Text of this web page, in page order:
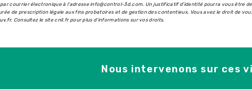
courrier électronique à l'adresse info@control-3d.com. Un justificatif d'identité pourra vous être
de prescription légale aux fins probatoires et de gestion des contentieux. Vous avez le droit de
. Consultez le site cnil.fr pour plus d’informations sur vos droits.
Nous intervenons sur ces